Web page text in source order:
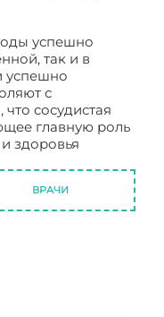
успешно
так и в
успешно
с
сосудистая
главную роль
здоровья
ВРАЧИ